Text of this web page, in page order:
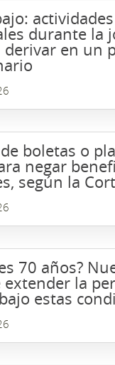
actividades
durante la
en un
boletas o
negar
según la
70 años?
la
estas